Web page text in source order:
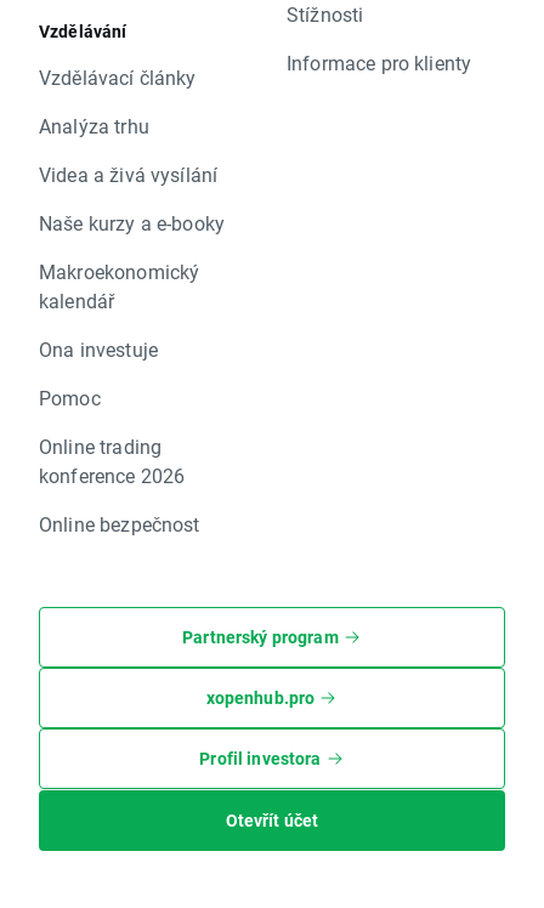
Vzdělávání
Vzdělávací články
Analýza trhu
Videa a živá vysílání
Naše kurzy a e-booky
Makroekonomický
kalendář
Ona investuje
Pomoc
Online trading
konference 2026
Online bezpečnost
Stížnosti
Informace pro klienty
Partnerský program
xopenhub.pro
Profil investora
Otevřít účet